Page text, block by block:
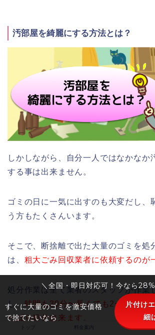
汚部屋を綺麗にする方法とは？
しかしながら、自分一人ではなかなか
する事は出来ません。
ゴミの日に一気に出すのも大変だし、
う方もたくさんいます。
そこで、断捨離で出た大量のゴミを処
は、 粗大ごみ回収業者に依頼するのが
処分作業は全て業者のスタッフが作業
し、時間も30分〜長くても2~3時間程
っぱり処分出来ます。
料金案内 会社概要
＼全国・即日対応可！今なら
すぐに大量のゴミを激安価格
で捨てたいなら
片付け
細